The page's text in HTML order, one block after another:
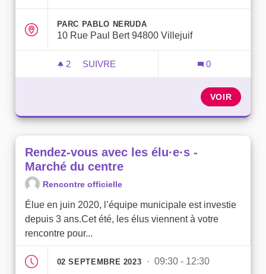
PARC PABLO NERUDA
10 Rue Paul Bert 94800 Villejuif
2 2 ABONNÉS
SUIVRE
0
VOIR
Rendez-vous avec les élu·e·s -
Marché du centre
Rencontre officielle
Élue en juin 2020, l’équipe municipale est investie
depuis 3 ans.Cet été, les élus viennent à votre
rencontre pour...
02 SEPTEMBRE 2023 · 09:30 - 12:30